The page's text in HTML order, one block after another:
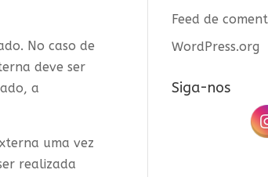
No caso de
deve ser
a
uma vez
realizada
Feed de
WordPress.org
Siga-nos